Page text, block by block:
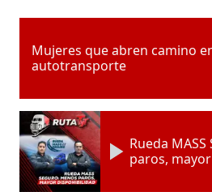
Mujeres que abren camino
autotransporte
Rueda
paros,